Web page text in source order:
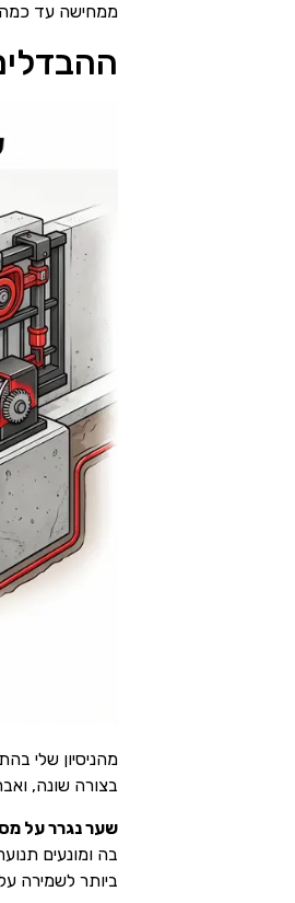
ממחישה עד כמה
מהניסיון שלי
בצורה שונה,
שער נגרר על
בה ומונעים
ביותר לשמירה